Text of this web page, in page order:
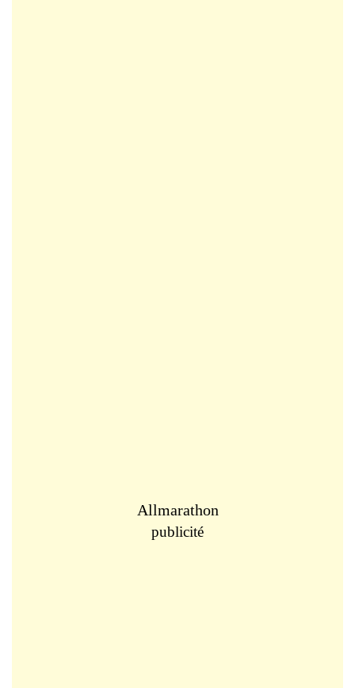
Allmarathon
publicité